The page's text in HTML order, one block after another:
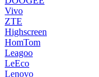
Vivo
ZTE
Highscreen
HomTom
Leagoo
LeEco
Lenovo